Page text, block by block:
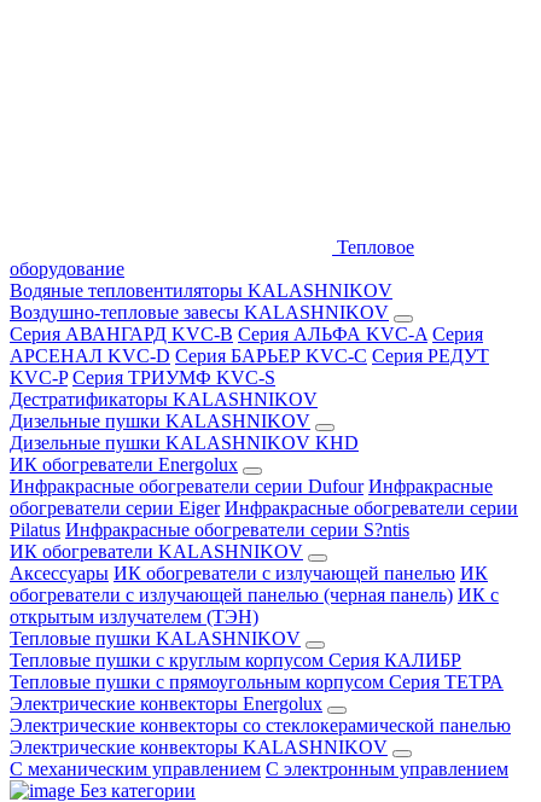
Тепловое
оборудование
Водяные тепловентиляторы KALASHNIKOV
Воздушно-тепловые завесы KALASHNIKOV
Серия АВАНГАРД KVC-B Серия АЛЬФА KVC-A Серия
АРСЕНАЛ KVC-D Серия БАРЬЕР KVC-C Серия РЕДУТ
KVC-P Серия ТРИУМФ KVC-S
Дестратификаторы KALASHNIKOV
Дизельные пушки KALASHNIKOV
Дизельные пушки KALASHNIKOV KHD
ИК обогреватели Energolux
Инфракрасные обогреватели серии Dufour Инфракрасные
обогреватели серии Eiger Инфракрасные обогреватели серии
Pilatus Инфракрасные обогреватели серии S?ntis
ИК обогреватели KALASHNIKOV
Аксессуары ИК обогреватели с излучающей панелью ИК
обогреватели с излучающей панелью (черная панель) ИК с
открытым излучателем (ТЭН)
Тепловые пушки KALASHNIKOV
Тепловые пушки с круглым корпусом Серия КАЛИБР
Тепловые пушки с прямоугольным корпусом Серия ТЕТРА
Электрические конвекторы Energolux
Электрические конвекторы со стеклокерамической панелью
Электрические конвекторы KALASHNIKOV
С механическим управлением С электронным управлением
Без категории